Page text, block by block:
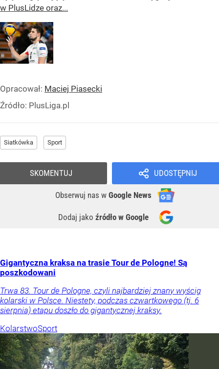
w PlusLidze oraz...
Opracował: Maciej Piasecki
Źródło: PlusLiga.pl
Siatkówka Sport
UDOSTĘPNIJ
Obserwuj nas w Google News
Dodaj jako źródło w Google
SKOMENTUJ
Gigantyczna kraksa na trasie Tour de Pologne! Są
poszkodowani
Trwa 83. Tour de Pologne, czyli najbardziej znany wyścig
kolarski w Polsce. Niestety, podczas czwartkowego (tj. 6
sierpnia) etapu doszło do gigantycznej kraksy.
KolarstwoSport